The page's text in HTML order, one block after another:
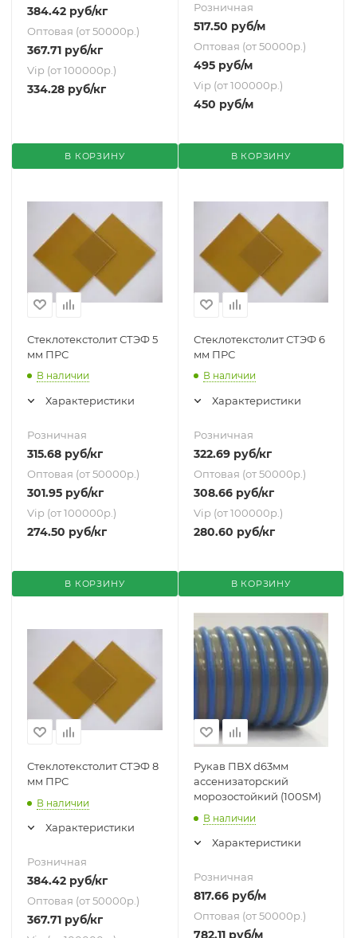
384.42 руб/кг
Оптовая (от 50000р.)
367.71 руб/кг
Vip (от 100000р.)
334.28 руб/кг
В КОРЗИНУ
Розничная
517.50 руб/м
Оптовая (от 50000р.)
495руб/м
Vip (от 100000р.)
450 руб/м
В КОРЗИНУ
Стеклотекстолит СТЭФ 5
мм ПРС
В наличии
Характеристики
Розничная
315.68 руб/кг
Оптовая (от 50000р.)
301.95 руб/кг
Vip (от 100000р.)
274.50 руб/кг
В КОРЗИНУ
Стеклотекстолит СТЭФ 6
мм ПРС
В наличии
Характеристики
Розничная
322.69руб/кг
Оптовая (от 50000р.)
308.66руб/кг
Vip (от 100000р.)
280.60 руб/кг
В КОРЗИНУ
Стеклотекстолит СТЭФ 8
мм ПРС
В наличии
Характеристики
Розничная
384.42 руб/кг
Оптовая (от 50000р.)
367.71 руб/кг
Рукав ПВХ d63мм
ассенизаторский
морозостойкий (100SM)
В наличии
Характеристики
Розничная
817.66руб/м
Оптовая (от 50000р.)
782.11руб/м